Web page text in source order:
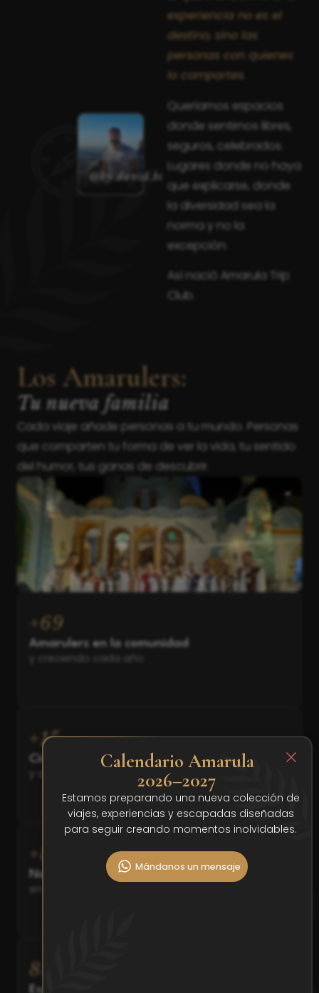
experiencia no es el
destino, sino las
personas con quienes
lo compartes.
Queríamos espacios
donde sentirnos libres,
seguros, celebrados.
Lugares donde no haya
que explicarse, donde
la diversidad sea la
norma y no la
excepción.
Así nació Amarula Trip
Club.
@by.david.blanco
Los Amarulers:
Tu nueva familia
Cada viaje añade personas a tu mundo. Personas
que comparten tu forma de ver la vida, tu sentido
del humor, tus ganas de descubrir.
+70
Amarulers en la comunidad
y creciendo cada año
+ 15
Ciudades exploradas
y aún quedan muchas más
+100
Noches de aventura
en 3 continentes
100
Espacios inclusivos
Calendario Amarula
2026–2027
Estamos preparando una nueva colección de
viajes, experiencias y escapadas diseñadas
para seguir creando momentos inolvidables.
Mándanos un mensaje